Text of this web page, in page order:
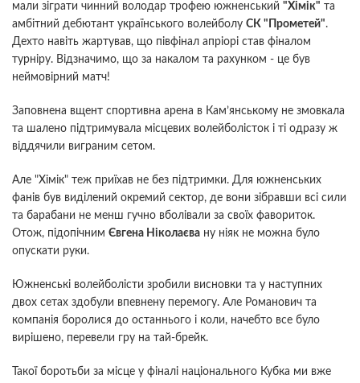
мали зіграти чинний володар трофею южненський "Хімік" та
амбітний дебютант українського волейболу СК "Прометей".
Дехто навіть жартував, що півфінал апріорі став фіналом
турніру. Відзначимо, що за накалом та рахунком - це був
неймовірний матч!
Заповнена вщент спортивна арена в Кам’янському не змовкала
та шалено підтримувала місцевих волейболісток і ті одразу ж
віддячили виграним сетом.
Але "Хімік" теж приїхав не без підтримки. Для южненських
фанів був виділений окремий сектор, де вони зібравши всі сили
та барабани не менш гучно вболівали за своїх фавориток.
Отож, підопічним Євгена Ніколаєва ну ніяк не можна було
опускати руки.
Южненські волейболісти зробили висновки та у наступних
двох сетах здобули впевнену перемогу. Але Романович та
компанія боролися до останнього і коли, начебто все було
вирішено, перевели гру на тай-брейк.
Такої боротьби за місце у фіналі національного Кубка ми вже